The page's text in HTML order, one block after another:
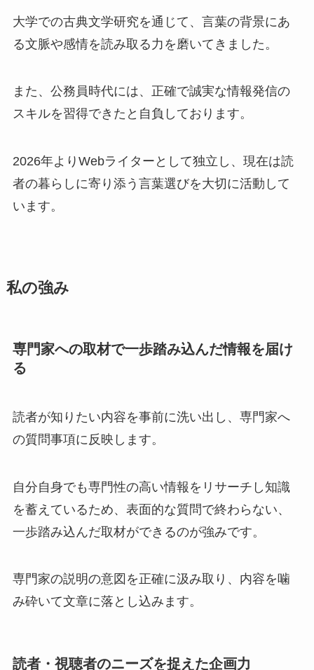
大学での古典文学研究を通じて、言葉の背景にあ
る文脈や感情を読み取る力を磨いてきました。
また、公務員時代には、正確で誠実な情報発信の
スキルを習得できたと自負しております。
2026年よりWebライターとして独立し、現在は読
者の暮らしに寄り添う言葉選びを大切に活動して
います。
私の強み
専門家への取材で一歩踏み込んだ情報を届け
る
読者が知りたい内容を事前に洗い出し、専門家へ
の質問事項に反映します。
自分自身でも専門性の高い情報をリサーチし知識
を蓄えているため、表面的な質問で終わらない、
一歩踏み込んだ取材ができるのが強みです。
専門家の説明の意図を正確に汲み取り、内容を噛
み砕いて文章に落とし込みます。
読者・視聴者のニーズを捉えた企画力